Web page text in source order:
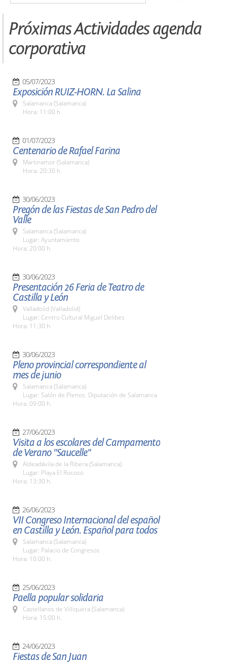
Próximas Actividades agenda
corporativa
05/07/2023
Exposición RUIZ-HORN. La Salina
Salamanca (Salamanca)
Hora: 11:00 h.
01/07/2023
Centenario de Rafael Farina
Martinamor (Salamanca)
Hora: 20:30 h.
30/06/2023
Pregón de las Fiestas de San Pedro del
Valle
Salamanca (Salamanca)
Lugar: Ayuntamiento
Hora: 20:00 h.
30/06/2023
Presentación 26 Feria de Teatro de
Castilla y León
Valladolid (Valladolid)
Lugar: Centro Cultural Miguel Delibes
Hora: 11:30 h.
30/06/2023
Pleno provincial correspondiente al
mes de junio
Salamanca (Salamanca)
Lugar: Salón de Plenos. Diputación de Salamanca
Hora: 09:00 h.
27/06/2023
Visita a los escolares del Campamento
de Verano "Saucelle"
Aldeadávila de la Ribera (Salamanca)
Lugar: Playa El Rocoso
Hora: 13:30 h.
26/06/2023
VII Congreso Internacional del español
en Castilla y León. Español para todos
Salamanca (Salamanca)
Lugar: Palacio de Congresos
Hora: 10:00 h.
25/06/2023
Paella popular solidaria
Castellanos de Villiquera (Salamanca)
Hora: 15:00 h.
24/06/2023
Fiestas de San Juan